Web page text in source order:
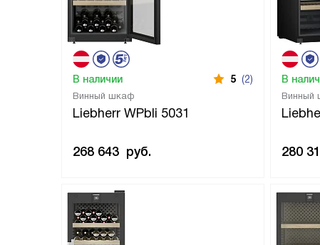
Винный шкаф
Liebherr WPbli 5031
В наличии 5 (2)
268 643 руб.
Винный
В
280